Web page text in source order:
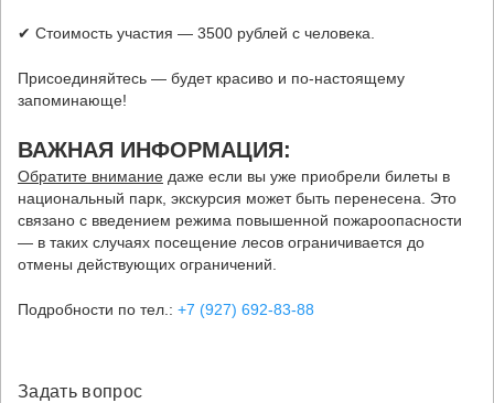
✔ Стоимость участия — 3500 рублей с человека.
Присоединяйтесь — будет красиво и по-настоящему
запоминающе!
ВАЖНАЯ ИНФОРМАЦИЯ:
Обратите внимание даже если вы уже приобрели билеты в
национальный парк, экскурсия может быть перенесена. Это
связано с введением режима повышенной пожароопасности
— в таких случаях посещение лесов ограничивается до
отмены действующих ограничений.
Подробности по тел.: +7 (927) 692-83-88
Задать вопрос